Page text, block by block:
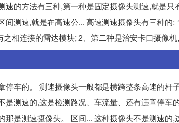
的方法有三种,第一种是固定摄像头测速,就是只
测速,就是在高速公... 高速测速摄像头有三种的:
相连接的雷达模块; 2、第二种是治安卡口摄像机,
车的。 测速摄像头一般都是横跨整条高速的杆
测速的,这是检测路况、车流量、还有违章停车
是测速摄像头。 区间... 这种摄像头不是测速的,